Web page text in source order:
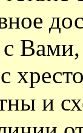
с
и